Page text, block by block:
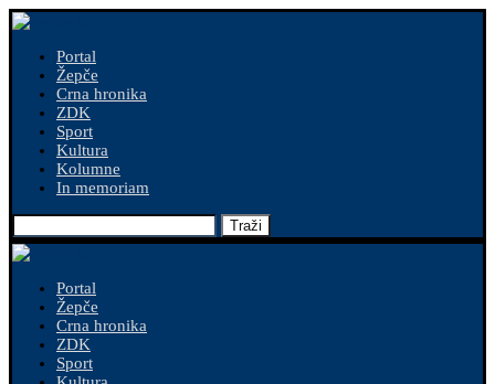
Portal
Žepče
Crna hronika
ZDK
Sport
Kultura
Kolumne
In memoriam
Traži
Portal
Žepče
Crna hronika
ZDK
Sport